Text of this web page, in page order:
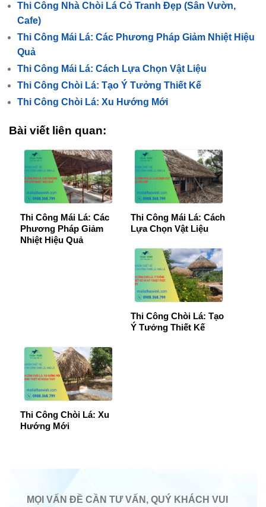
Thi Công Nhà Chòi Lá Cỏ Tranh Đẹp (Sân Vườn,
Cafe)
Thi Công Mái Lá: Các Phương Pháp Giảm Nhiệt Hiệu
Quả
Thi Công Mái Lá: Cách Lựa Chọn Vật Liệu
Thi Công Chòi Lá: Tạo Ý Tưởng Thiết Kế
Thi Công Chòi Lá: Xu Hướng Mới
Bài viết liên quan:
Thi Công Mái Lá: Các
Phương Pháp Giảm
Nhiệt Hiệu Quả
Thi Công Mái Lá: Cách
Lựa Chọn Vật Liệu
Thi Công Chòi Lá: Tạo
Ý Tưởng Thiết Kế
Thi Công Chòi Lá: Xu
Hướng Mới
MỌI VẤN ĐỀ CẦN TƯ VẤN, QUÝ KHÁCH VUI